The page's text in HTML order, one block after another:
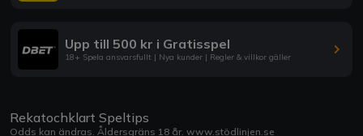
Upp till 500 kr i Gratisspel
18+ Spela ansvarsfullt | Nya kunder | Regler & villkor gäller
Rekatochklart Speltips
Odds kan ändras. Åldersgräns 18 år. www.stödlinjen.se